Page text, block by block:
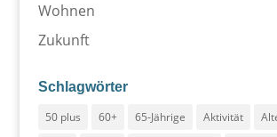
Wohnen
Zukunft
Schlagwörter
50 plus
60+ 65-Jährige Aktivität